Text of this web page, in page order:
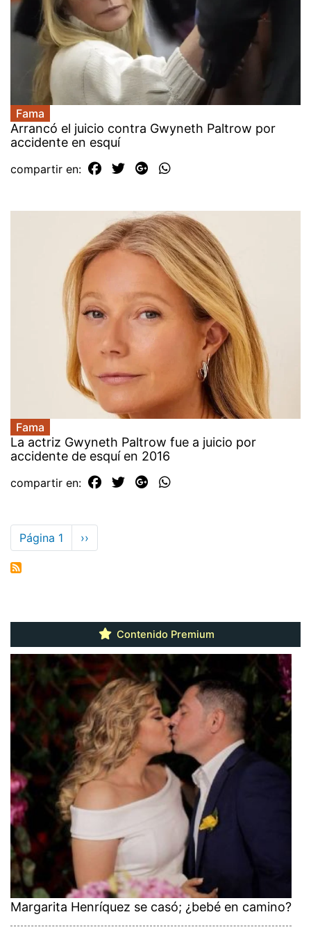
Fama
Arrancó el juicio contra Gwyneth Paltrow por
accidente en esquí
compartir en:
Fama
La actriz Gwyneth Paltrow fue a juicio por
accidente de esquí en 2016
compartir en:
Paginación
Página 1
Siguiente
página
››
Contenido Premium
Margarita Henríquez se casó; ¿bebé en camino?